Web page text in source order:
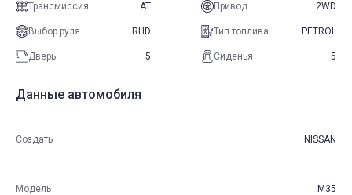
Трансмиссия AT Привод 2WD
Выбор руля RHD Тип топлива PETROL
Дверь 5 Сиденья 5
Данные автомобиля
Создать NISSAN
Модель M35